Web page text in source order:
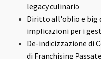
legacy culinario
Diritto all'oblio e big
implicazioni per i
De-indicizzazione di
di Franchising Passate